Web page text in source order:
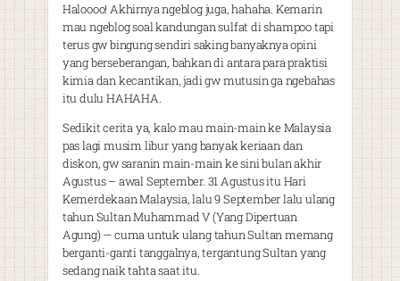
Haloooo! Akhirnya ngeblog juga, hahaha. Kemarin
mau ngeblog soal kandungan sulfat di shampoo tapi
terus gw bingung sendiri saking banyaknya opini
yang berseberangan, bahkan di antara para praktisi
kimia dan kecantikan, jadi gw mutusin ga ngebahas
itu dulu HAHAHA.
Sedikit cerita ya, kalo mau main-main ke Malaysia
pas lagi musim libur yang banyak keriaan dan
diskon, gw saranin main-main ke sini bulan akhir
Agustus – awal September. 31 Agustus itu Hari
Kemerdekaan Malaysia, lalu 9 September lalu ulang
tahun Sultan Muhammad V (Yang Dipertuan
Agung) — cuma untuk ulang tahun Sultan memang
berganti-ganti tanggalnya, tergantung Sultan yang
sedang naik tahta saat itu.